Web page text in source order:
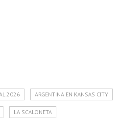
2026 ARGENTINA EN KANSAS CITY
LA SCALONETA